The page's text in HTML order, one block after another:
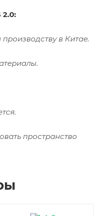
2.0:
в Китае.
пространство